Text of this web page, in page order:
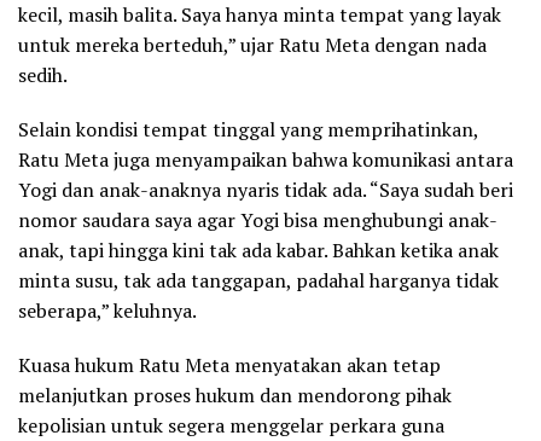
kecil, masih balita. Saya hanya minta tempat yang layak
untuk mereka berteduh,” ujar Ratu Meta dengan nada
sedih.
Selain kondisi tempat tinggal yang memprihatinkan,
Ratu Meta juga menyampaikan bahwa komunikasi antara
Yogi dan anak-anaknya nyaris tidak ada. “Saya sudah beri
nomor saudara saya agar Yogi bisa menghubungi anak-
anak, tapi hingga kini tak ada kabar. Bahkan ketika anak
minta susu, tak ada tanggapan, padahal harganya tidak
seberapa,” keluhnya.
Kuasa hukum Ratu Meta menyatakan akan tetap
melanjutkan proses hukum dan mendorong pihak
kepolisian untuk segera menggelar perkara guna